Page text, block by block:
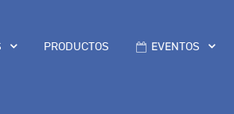
PRODUCTOS EVENTOS